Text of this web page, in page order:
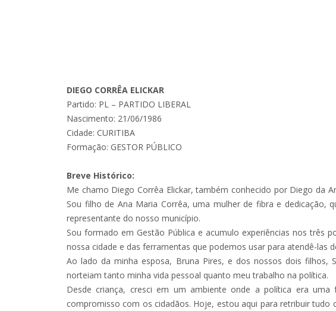
DIEGO CORRÊA ELICKAR
Partido: PL – PARTIDO LIBERAL
Nascimento: 21/06/1986
Cidade: CURITIBA
Formação: GESTOR PÚBLICO
Breve Histórico:
Me chamo Diego Corrêa Elickar, também conhecido por Diego da
Sou filho de Ana Maria Corrêa, uma mulher de fibra e dedicação,
representante do nosso município.
Sou formado em Gestão Pública e acumulo experiências nos três
nossa cidade e das ferramentas que podemos usar para atendê-las
Ao lado da minha esposa, Bruna Pires, e dos nossos dois filhos,
norteiam tanto minha vida pessoal quanto meu trabalho na política.
Desde criança, cresci em um ambiente onde a política era
compromisso com os cidadãos. Hoje, estou aqui para retribuir tudo